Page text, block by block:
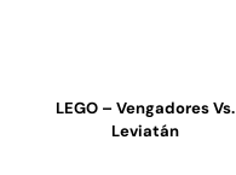
LEGO – Vengadores Vs.
Leviatán